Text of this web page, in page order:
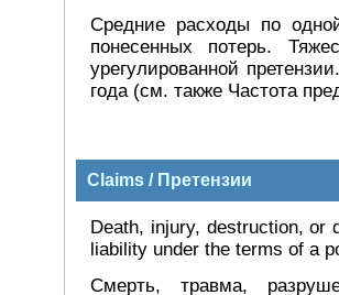
Средние расходы по
понесенных потерь.
урегулированной
года (см. также Частота
Claims / Претензии
Death, injury, destruction, or
liability under the terms of a
Смерть, травма,